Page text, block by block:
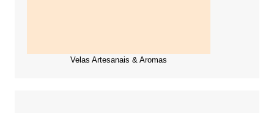
Velas Artesanais & Aromas